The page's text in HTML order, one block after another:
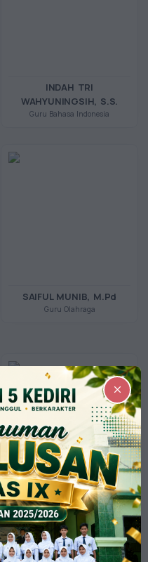
INDAH TRI
WAHYUNINGSIH, S.S.
Guru Bahasa Indonesia
SAIFUL MUNIB, M.Pd
Guru Olahraga
SIDIQ SANTOSA, S.Pd
Guru IPS